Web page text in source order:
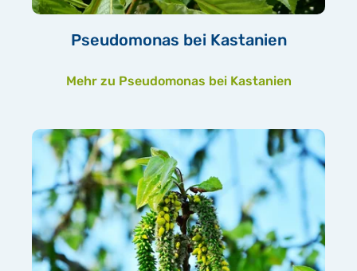
Pseudomonas bei Kastanien
Mehr zu Pseudomonas bei Kastanien